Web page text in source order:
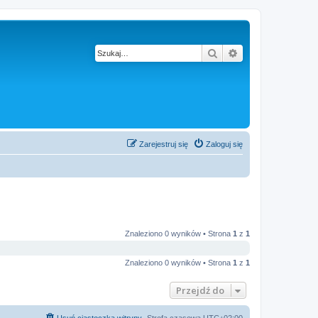
Szukaj
Zaloguj się
Zarejestruj się
Znaleziono 0 wyników • Strona 1 z 1
Znaleziono 0 wyników • Strona 1 z 1
Przejdź do